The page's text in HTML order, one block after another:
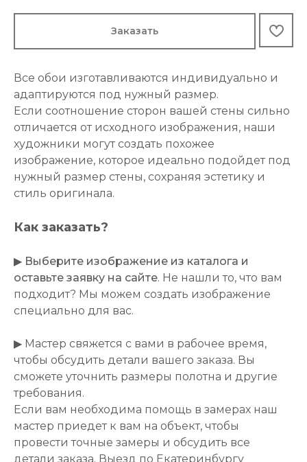
Заказать
Все обои изготавливаются индивидуально и
адаптируются под нужный размер.
Если соотношение сторон вашей стены сильно
отличается от исходного изображения, наши
художники могут создать похожее
изображение, которое идеально подойдет под
нужный размер стены, сохраняя эстетику и
стиль оригинала.
Как заказать?
▶ Выберите изображение из каталога и
оставьте заявку на сайте. Не нашли то, что вам
подходит? Мы можем создать изображение
специально для вас.
▶ Мастер свяжется с вами в рабочее время,
чтобы обсудить детали вашего заказа. Вы
сможете уточнить размеры полотна и другие
требования.
Если вам необходима помощь в замерах наш
мастер приедет к вам на объект, чтобы
провести точные замеры и обсудить все
детали заказа. Выезд по Екатеринбургу